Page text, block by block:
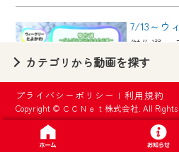
7/13～ウ
テーマ：
再生時間
登録日：
7/6～ウ
カテゴリから動画を探す
プライバシーポリシー |利用規約
Copyright © ＣＣＮｅｔ株式会社. All Rights
いたします。
要となります。
※MyIDとは、CCNet
各種サービスをご利用頂
IDはお客様が使ってい
で設定できます。